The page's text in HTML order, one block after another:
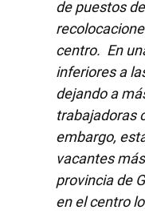
de puestos
centro. En
inferiores a
dejando a
trabajadoras
embargo,
vacantes
provincia de
en el centro